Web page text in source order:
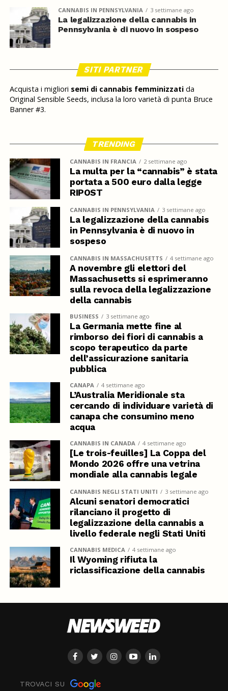
CANNABIS IN PENNSYLVANIA 3 settimane ago
La legalizzazione della cannabis in
Pennsylvania è di nuovo in sospeso
SITI PARTNER
Acquista i migliori semi di cannabis femminizzatida
Original Sensible Seeds, inclusa la loro varietà di punta Bruce
Banner #3.
TRENDING
CANNABIS IN FRANCIA 2 settimane ago
La multa per la “cannabis” è stata
portata a 500 euro dalla legge
RIPOST
CANNABIS IN PENNSYLVANIA 3 settimane ago
La legalizzazione della cannabis
in Pennsylvania è di nuovo in
sospeso
CANNABIS IN MASSACHUSETTS 4 settimane ago
A novembre gli elettori del
Massachusetts si esprimeranno
sulla revoca della legalizzazione
della cannabis
BUSINESS 3 settimane ago
La Germania mette fine al
rimborso dei fiori di cannabis a
scopo terapeutico da parte
dell’assicurazione sanitaria
pubblica
CANAPA 4 settimane ago
L’Australia Meridionale sta
cercando di individuare varietà di
canapa che consumino meno
acqua
CANNABIS IN CANADA 4 settimane ago
[Le trois-feuilles] La Coppa del
Mondo 2026 offre una vetrina
mondiale alla cannabis legale
CANNABIS NEGLI STATI UNITI 3 settimane ago
Alcuni senatori democratici
rilanciano il progetto di
legalizzazione della cannabis a
livello federale negli Stati Uniti
CANNABIS MEDICA 4 settimane ago
Il Wyoming rifiuta la
riclassificazione della cannabis
TROVACI SU